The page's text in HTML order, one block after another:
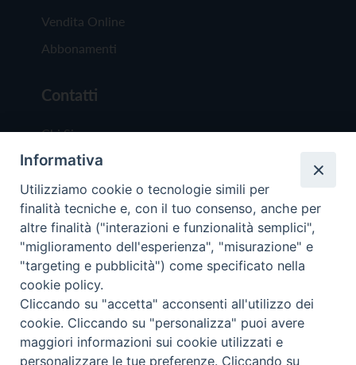
Vendita Online
Abbonamenti
Contatti
Chi Siamo
Redazione
Scrivici
Copyright © 2019 - Tutti i diritti riservati - Vita
Trentina Editrice
Privacy Policy
Informativa
Utilizziamo cookie o tecnologie simili per
finalità tecniche e, con il tuo consenso, anche per
altre finalità ("interazioni e funzionalità semplici",
"miglioramento dell'esperienza", "misurazione" e
"targeting e pubblicità") come specificato nella
cookie policy.
Cliccando su "accetta" acconsenti all'utilizzo dei
cookie. Cliccando su "personalizza" puoi avere
maggiori informazioni sui cookie utilizzati e
personalizzare le tue preferenze. Cliccando su